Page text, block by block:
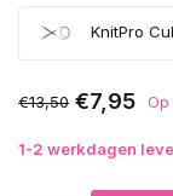
KnitPro
€13,50 €7,95
1-2 werkdagen